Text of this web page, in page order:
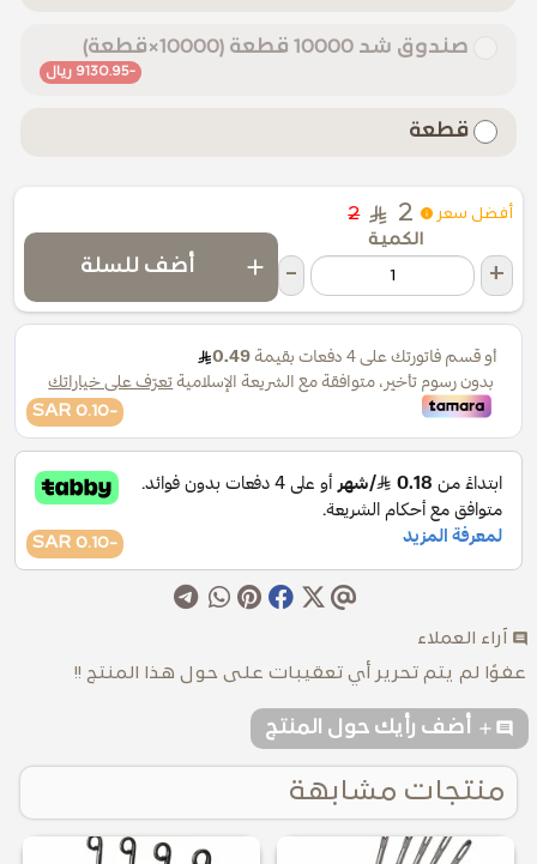
صندوق شد 10000 قطعة (10000×قطعة)
-9130.95 ريال
قطعة
أفضل سعر 2
2
الكمية
+
-
add أضف للسلة
-0.10 SAR
-0.10 SAR
comment آراء العملاء
عفوًا لم يتم تحرير أي تعقيبات على حول هذا المنتج !!
addcomment أضف رأيك حول المنتج
منتجات مشابهة